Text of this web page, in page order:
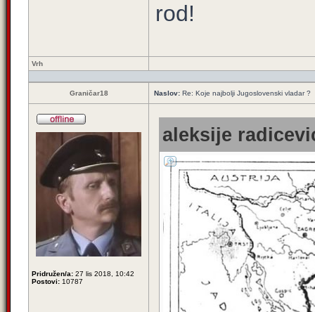
rod!
Vrh
Graničar18 Naslov: Re: Koje najbolji Jugoslovenski vladar ?
Pridružen/a: 27 lis 2018, 10:42
Postovi: 10787
aleksije